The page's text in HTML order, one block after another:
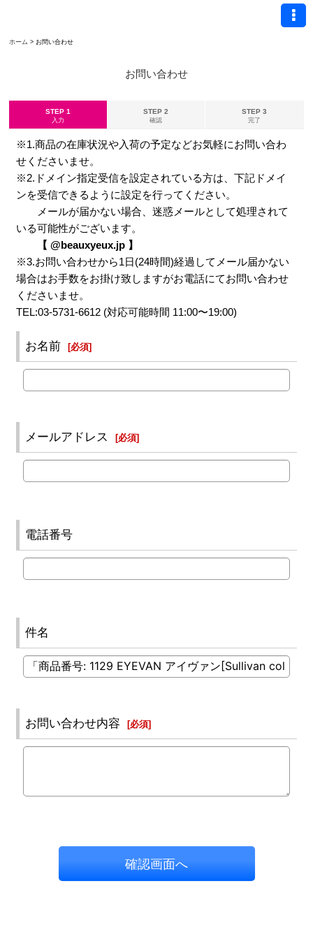
ホーム > お問い合わせ
お問い合わせ
STEP 1
入力
STEP 2
確認
STEP 3
完了
※1.商品の在庫状況や入荷の予定などお気軽にお問い合わ
せくださいませ。
※2.ドメイン指定受信を設定されている方は、下記ドメイ
ンを受信できるように設定を行ってください。
メールが届かない場合、迷惑メールとして処理されて
いる可能性がございます。
【 @beauxyeux.jp 】
※3.お問い合わせから1日(24時間)経過してメール届かない
場合はお手数をお掛け致しますがお電話にてお問い合わせ
くださいませ。
TEL:03-5731-6612 (対応可能時間 11:00〜19:00)
お名前 [必須]
メールアドレス [必須]
電話番号
件名
お問い合わせ内容 [必須]
確認画面へ